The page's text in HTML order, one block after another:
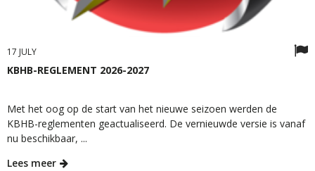
17 JULY
KBHB-REGLEMENT 2026-2027
Met het oog op de start van het nieuwe seizoen werden de
KBHB-reglementen geactualiseerd. De vernieuwde versie is vanaf
nu beschikbaar, ...
Lees meer